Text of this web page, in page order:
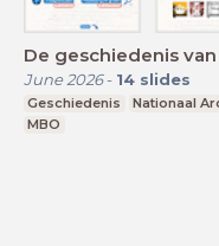
De geschiedenis
June 2026- 14 slides
Geschiedenis Nationaal
MBO